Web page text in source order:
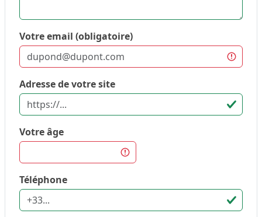
Votre email (obligatoire)
Adresse de votre site
Votre âge
Téléphone